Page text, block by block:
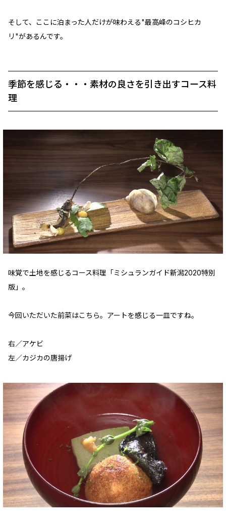
そして、ここに泊まった人だけが味わえる"最高峰のコシヒカ
リ"があるんです。
季節を感じる・・・素材の良さを引き出すコース料
理
味覚で土地を感じるコース料理「ミシュランガイド新潟2020特別
版」。
今回いただいた前菜はこちら。アートを感じる一皿ですね。
右／アケビ
左／カジカの唐揚げ